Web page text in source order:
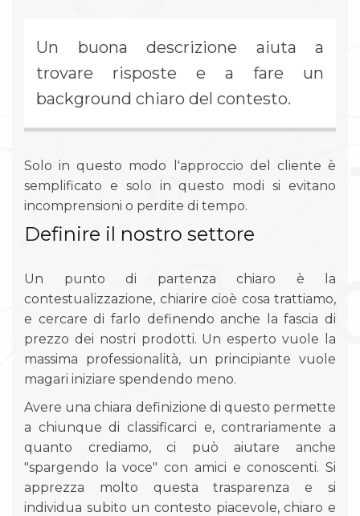
Un buona descrizione aiuta a
trovare risposte e a fare un
background chiaro del contesto.
Solo in questo modo l'approccio del cliente è
semplificato e solo in questo modi si evitano
incomprensioni o perdite di tempo.
Definire il nostro settore
Un punto di partenza chiaro è la
contestualizzazione, chiarire cioè cosa trattiamo,
e cercare di farlo definendo anche la fascia di
prezzo dei nostri prodotti. Un esperto vuole la
massima professionalità, un principiante vuole
magari iniziare spendendo meno.
Avere una chiara definizione di questo permette
a chiunque di classificarci e, contrariamente a
quanto crediamo, ci può aiutare anche
"spargendo la voce" con amici e conoscenti. Si
apprezza molto questa trasparenza e si
individua subito un contesto piacevole, chiaro e